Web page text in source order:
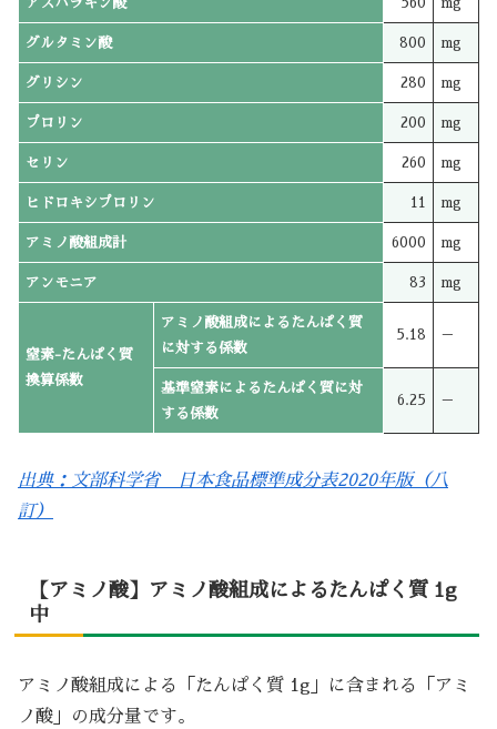
グルタミン酸 800 mg
グリシン 280 mg
プロリン 200 mg
セリン 260 mg
ヒドロキシプロリン 11 mg
アミノ酸組成計 6000 mg
アンモニア 83 mg
窒素-たんぱく質
換算係数
アミノ酸組成によるたんぱく質
に対する係数
5.18 －
基準窒素によるたんぱく質に対
する係数
6.25 －
出典：文部科学省 日本食品標準成分表2020年版（八
訂）
【アミノ酸】アミノ酸組成によるたんぱく質 1g
中
アミノ酸組成による「たんぱく質 1g」に含まれる「アミ
ノ酸」の成分量です。